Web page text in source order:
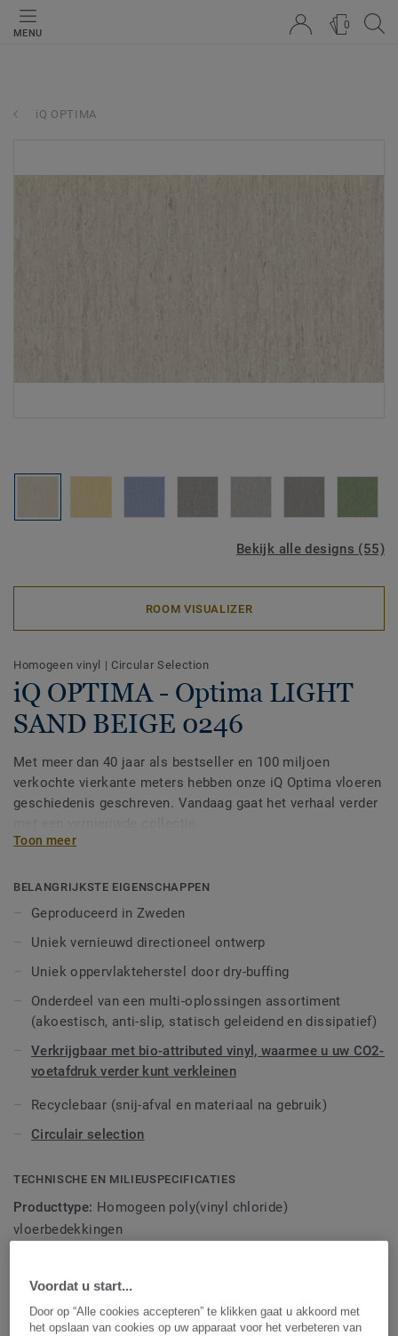
MENU
0
iQ OPTIMA
Bekijk alle designs (55)
ROOM VISUALIZER
Homogeen vinyl | Circular Selection
iQ OPTIMA - Optima LIGHT
SAND BEIGE 0246
Met meer dan 40 jaar als bestseller en 100 miljoen
verkochte vierkante meters hebben onze iQ Optima vloeren
geschiedenis geschreven. Vandaag gaat het verhaal verder
collectie geïnspireerd op de zachte wassingen en
Optima heeft een vernieuwd richtingseffect met
doorschijnende chips, exclusief voor Tarkett, dat nu
verkrijgbaar is in 3 patronen en 55 kleuren.
iQ Optima staat bekend om zijn unieke iQ dry-buffing
oppervlakrestauratie, een onderhoudsmethodiek die de
levensduur verlengt en een onovertroffen duurzaamheid
iQ Optima is speciaal ontworpen om te worden gebruikt in
collecties, en is verkrijgbaar in een Acoustic versie voor
technische assortimenten die antislip, statische
geleidende en dissipatieve eigenschappen hebben.
De serie wordt geproduceerd in Zweden, is wereldwijd
verantwoorde materialen en recyclebaar (afval en na
gebruik) met ons ReStart®-programma.
Toon meer
BELANGRIJKSTE EIGENSCHAPPEN
Geproduceerd in Zweden
Uniek vernieuwd directioneel ontwerp
Uniek oppervlakteherstel door dry-buffing
Onderdeel van een multi-oplossingen assortiment
(akoestisch, anti-slip, statisch geleidend en dissipatief)
Verkrijgbaar met bio-attributed vinyl, waarmee u uw CO2-
voetafdruk verder kunt verkleinen
Recyclebaar (snij-afval en materiaal na gebruik)
Circulair selection
TECHNISCHE EN MILIEUSPECIFICATIES
Producttype: Homogeen poly(vinyl chloride)
vloerbedekkingen
Commerciële classificatie:
Industriële classificatie:43 Zwaar
Voordat u start...
Door op “Alle cookies accepteren” te klikken gaat u akkoord met
het opslaan van cookies op uw apparaat voor het verbeteren van